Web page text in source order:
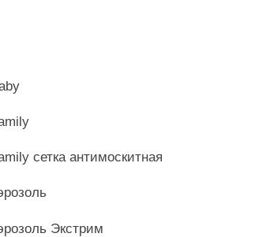
сетка антимоскитная
Экстрим